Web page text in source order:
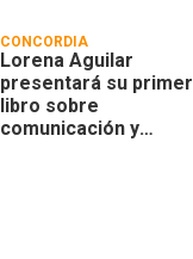
CONCORDIA
Lorena Aguilar
presentará su primer
libro sobre
comunicación y